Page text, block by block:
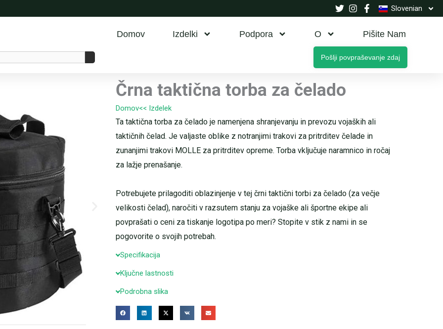
Slovenian
Domov Izdelki Podpora O Pišite Nam
Pošlji povpraševanje zdaj
Črna taktična torba za čelado
Domov<< Izdelek
Ta taktična torba za čelado je namenjena shranjevanju in prevozu vojaških ali
taktičnih čelad. Je valjaste oblike z notranjimi trakovi za pritrditev čelade in
zunanjimi trakovi MOLLE za pritrditev opreme. Torba vključuje naramnico in ročaj
za lažje prenašanje.
Potrebujete prilagoditi oblazinjenje v tej črni taktični torbi za čelado (za večje
velikosti čelad), naročiti v razsutem stanju za vojaške ali športne ekipe ali
povprašati o ceni za tiskanje logotipa po meri? Stopite v stik z nami in se
pogovorite o svojih potrebah.
Specifikacija
Ključne lastnosti
Podrobna slika